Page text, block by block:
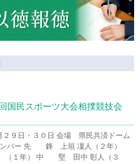
国民スポーツ大会相撲競技会
９日・３０日 会場 県民共済ドーム
ンバー 先 鋒 上垣 凜人（２年）
１年） 中 堅 田中 彰人（３